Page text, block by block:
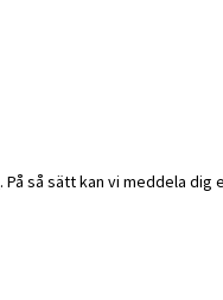
. På så sätt kan vi meddela